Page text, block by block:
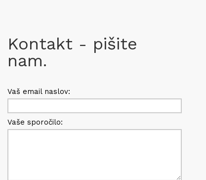
Kontakt - pišite
nam.
Vaš email naslov:
Vaše sporočilo: